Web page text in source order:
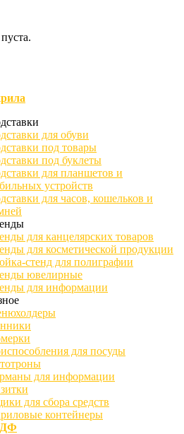
для обуви
под товары
под буклеты
для планшетов и
устройств
для часов, кошельков и
для канцелярских товаров
для косметической продукции
стенд для полиграфии
ювелирные
для информации
для посуды
для информации
для сбора средств
контейнеры